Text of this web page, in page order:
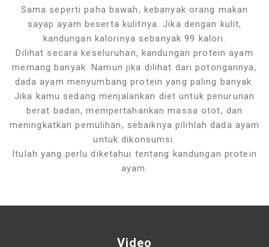
Sama seperti paha bawah, kebanyak orang makan
sayap ayam beserta kulitnya. Jika dengan kulit,
kandungan kalorinya sebanyak 99 kalori.
Dilihat secara keseluruhan, kandungan protein ayam
memang banyak. Namun jika dilihat dari potongannya,
dada ayam menyumbang protein yang paling banyak.
Jika kamu sedang menjalankan diet untuk penurunan
berat badan, mempertahankan massa otot, dan
meningkatkan pemulihan, sebaiknya pilihlah dada ayam
untuk dikonsumsi.
Itulah yang perlu diketahui tentang kandungan protein
ayam.
Video